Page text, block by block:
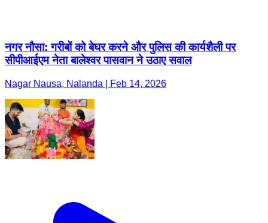
नगर नौसा: गरीबों को बेघर करने और पुलिस की कार्यशैली पर
सीपीआईएम नेता बालेश्वर पासवान ने उठाए सवाल
Nagar Nausa, Nalanda | Feb 14, 2026